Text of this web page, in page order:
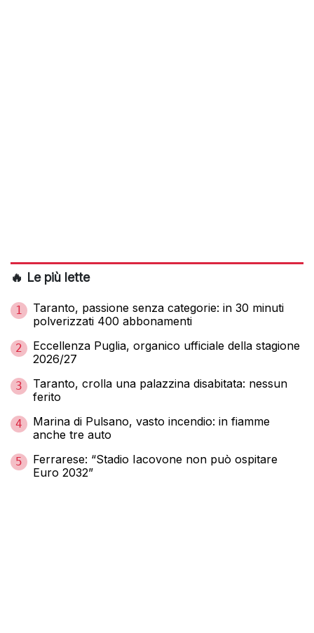
🔥 Le più lette
1
Taranto, passione senza categorie: in 30 minuti
polverizzati 400 abbonamenti
2
Eccellenza Puglia, organico ufficiale della stagione
2026/27
3
Taranto, crolla una palazzina disabitata: nessun
ferito
4
Marina di Pulsano, vasto incendio: in fiamme
anche tre auto
5
Ferrarese: “Stadio Iacovone non può ospitare
Euro 2032”